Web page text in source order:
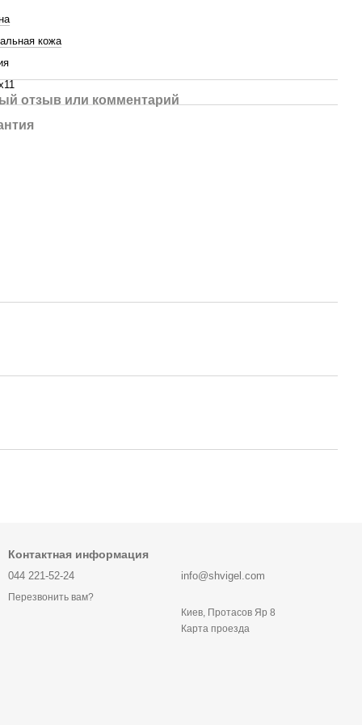
кожа
отзыв или комментарий
Контактная информация
044 221-52-24
Перезвонить вам?
info@shvigel.com
Киев, Протасов Яр 8
Карта проезда